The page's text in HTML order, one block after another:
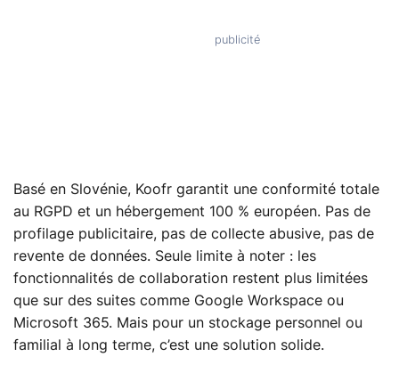
Basé en Slovénie, Koofr garantit une conformité totale
au RGPD et un hébergement 100 % européen. Pas de
profilage publicitaire, pas de collecte abusive, pas de
revente de données. Seule limite à noter : les
fonctionnalités de collaboration restent plus limitées
que sur des suites comme Google Workspace ou
Microsoft 365. Mais pour un stockage personnel ou
familial à long terme, c’est une solution solide.